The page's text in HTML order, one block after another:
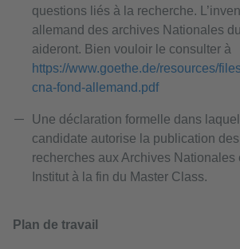
questions liés à la recherche.
allemand des archives Nationales
aideront. Bien vouloir le consulter à
https://www.goethe.de/resources/
cna-fond-allemand.pdf
Une déclaration formelle dans
candidate autorise la publication
recherches aux Archives Nationales
Institut à la fin du Master Class.
Plan de travail